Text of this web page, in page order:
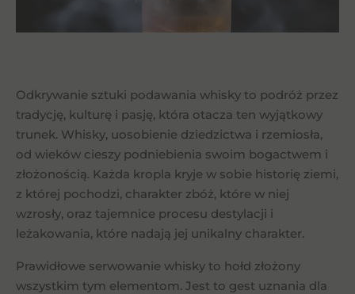
">
Odkrywanie sztuki podawania whisky to podróż przez
tradycję, kulturę i pasję, która otacza ten wyjątkowy
trunek. Whisky, uosobienie dziedzictwa i rzemiosła,
od wieków cieszy podniebienia swoim bogactwem i
złożonością. Każda kropla kryje w sobie historię ziemi,
z której pochodzi, charakter zbóż, które w niej
wzrosły, oraz tajemnice procesu destylacji i
leżakowania, które nadają jej unikalny charakter.
Prawidłowe serwowanie whisky to hołd złożony
wszystkim tym elementom. Jest to gest uznania dla